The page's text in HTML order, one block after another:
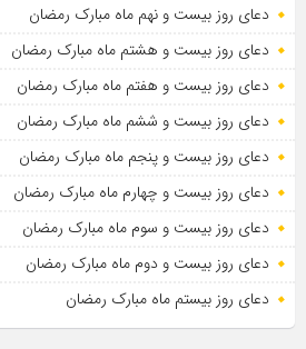
دعای روز بیست و نهم ماه مبارک رمضان
دعای روز بیست و هشتم ماه مبارک رمضان
دعای روز بیست و هفتم ماه مبارک رمضان
دعای روز بیست و ششم ماه مبارک رمضان
دعای روز بیست و پنجم ماه مبارک رمضان
دعای روز بیست و چهارم ماه مبارک رمضان
دعای روز بیست و سوم ماه مبارک رمضان
دعای روز بیست و دوم ماه مبارک رمضان
دعای روز بیستم ماه مبارک رمضان